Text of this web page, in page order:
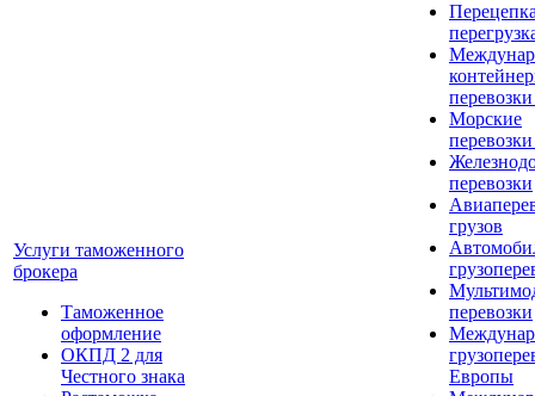
Услуги таможенного
брокера
Таможенное
оформление
ОКПД 2 для
Честного знака
Морские
перевозки
грузов
перевозки
Европы